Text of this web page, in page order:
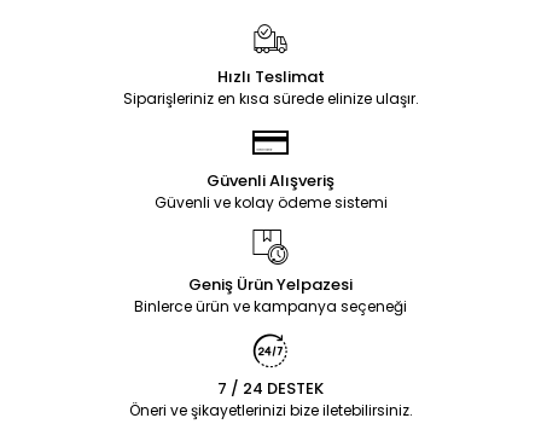
Hızlı Teslimat
Siparişleriniz en kısa sürede elinize ulaşır.
Güvenli Alışveriş
Güvenli ve kolay ödeme sistemi
Geniş Ürün Yelpazesi
Binlerce ürün ve kampanya seçeneği
7 / 24 DESTEK
Öneri ve şikayetlerinizi bize iletebilirsiniz.